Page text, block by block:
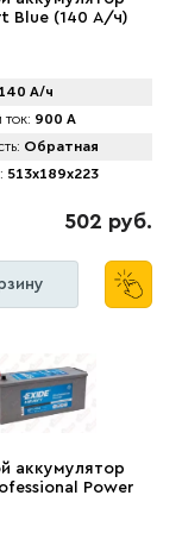
Blue (140 А/ч)
140 А/ч
ток: 900 А
Обратная
513x189x223
502 руб.
аккумулятор
Power